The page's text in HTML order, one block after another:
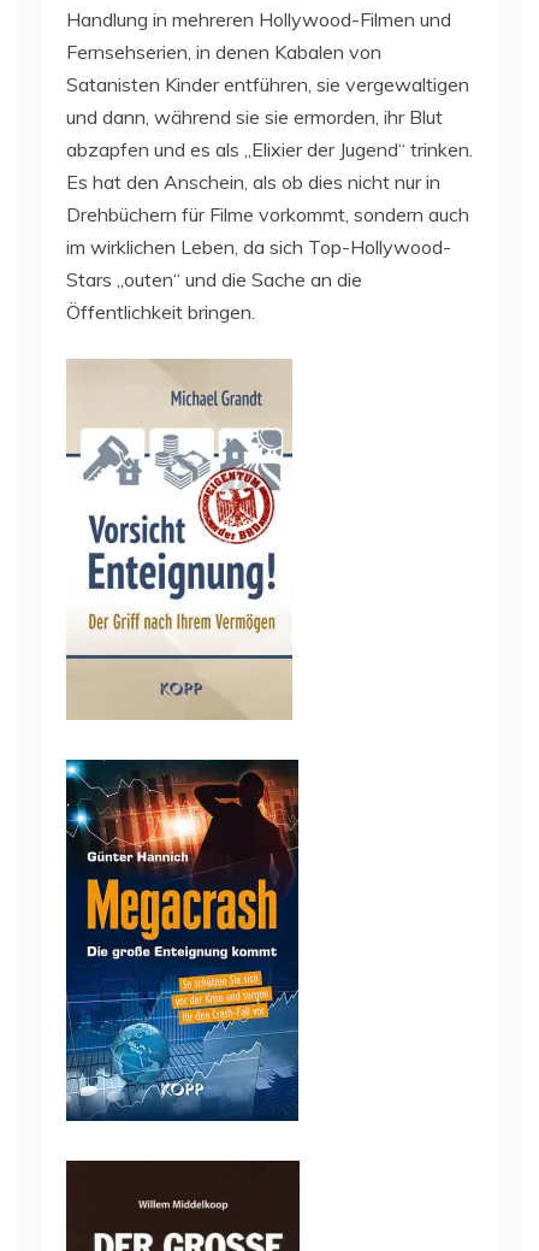
Handlung in mehreren Hollywood-Filmen und
Fernsehserien, in denen Kabalen von
Satanisten Kinder entführen, sie vergewaltigen
und dann, während sie sie ermorden, ihr Blut
abzapfen und es als „Elixier der Jugend“ trinken.
Es hat den Anschein, als ob dies nicht nur in
Drehbüchern für Filme vorkommt, sondern auch
im wirklichen Leben, da sich Top-Hollywood-
Stars „outen“ und die Sache an die
Öffentlichkeit bringen.